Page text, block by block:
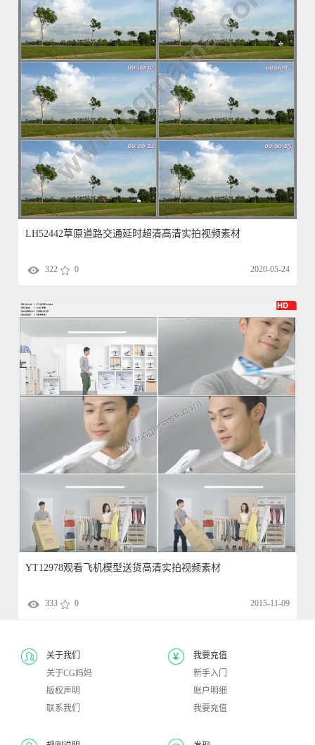
LH52442草原道路交通延时超清高清实拍视频素材
322 0 2020-05-24
YT12978观看飞机模型送货高清实拍视频素材
333 0 2015-11-09
关于我们
关于CG妈妈
版权声明
联系我们
我要充值
新手入门
账户明细
我要充值